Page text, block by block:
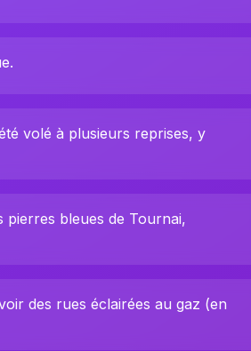
volé à plusieurs reprises, y
pierres bleues de Tournai,
des rues éclairées au gaz (en